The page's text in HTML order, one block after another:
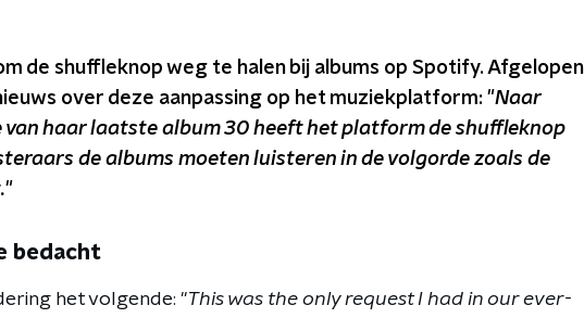
de shuffleknop weg te halen bij albums op Spotify. Afgelopen
over deze aanpassing op het muziekplatform: "Naar
van haar laatste album 30 heeft het platform de shuffleknop
de albums moeten luisteren in de volgorde zoals de
"
bedacht
het volgende: "This was the only request I had in our ever-